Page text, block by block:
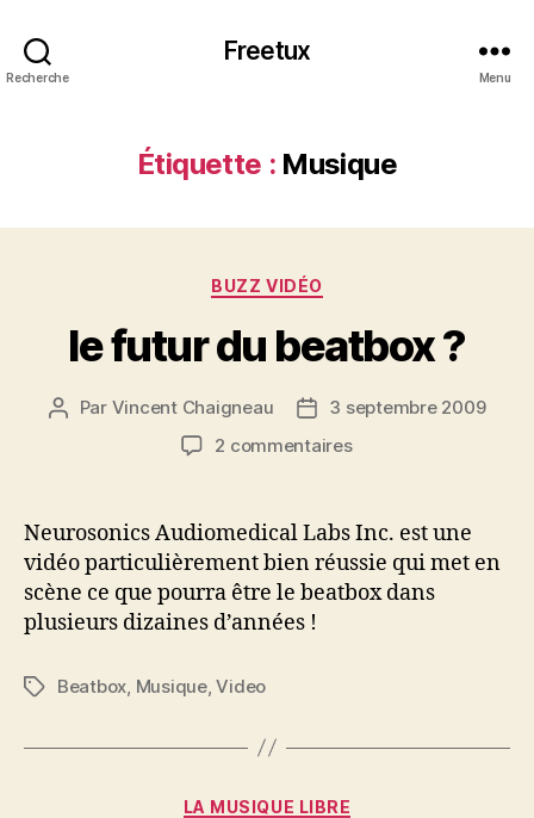
Recherche
Freetux
Menu
Étiquette : Musique
Catégories
BUZZ VIDÉO
le futur du beatbox ?
Auteur
Par Vincent Chaigneau
Date
de
3 septembre 2009
2 commentairessur
du
beatbox
?
Neurosonics Audiomedical Labs Inc. est une
vidéo particulièrement bien réussie qui met en
scène ce que pourra être le beatbox dans
plusieurs dizaines d’années !
Étiquettes
Beatbox Musique,Video
Catégories
LA MUSIQUE LIBRE